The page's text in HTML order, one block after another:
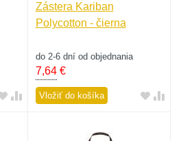
Zástera Kariban
Polycotton - čierna
do 2-6 dní od objednania
7,64€
Vložiť do košíka